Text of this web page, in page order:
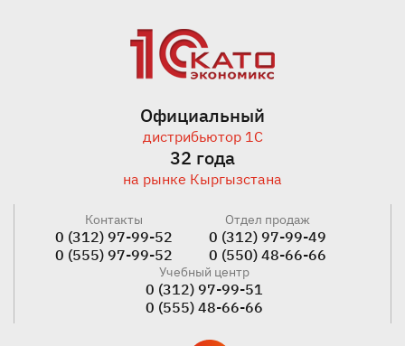
Официальный
дистрибьютор 1С
32 года
на рынке Кыргызстана
Контакты
0 (312) 97-99-52
0 (555) 97-99-52
Отдел продаж
0 (312) 97-99-49
0 (550) 48-66-66
Учебный центр
0 (312) 97-99-51
0 (555) 48-66-66